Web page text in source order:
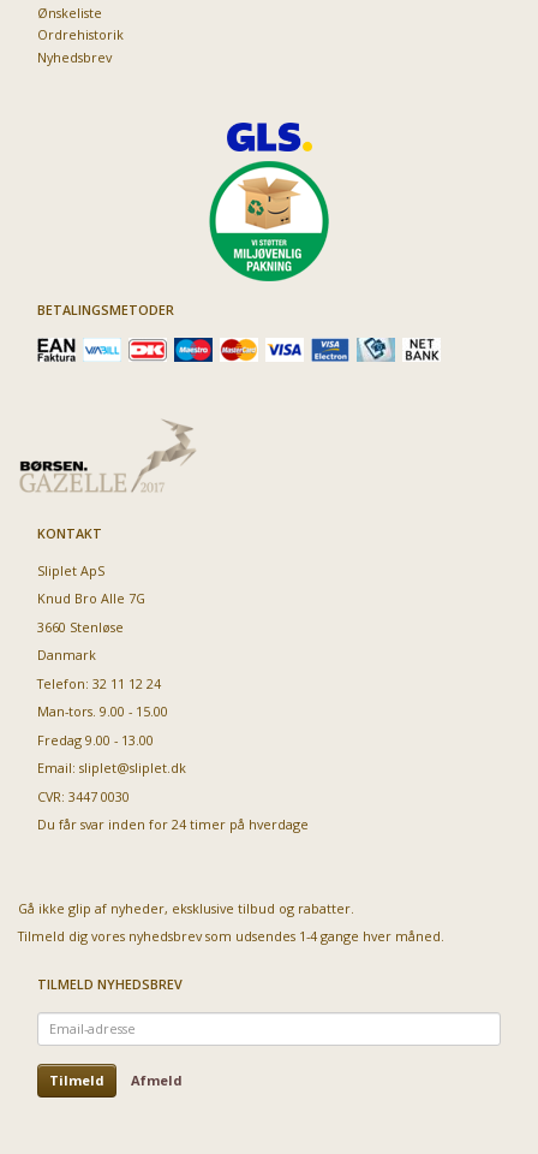
Ønskeliste
Ordrehistorik
Nyhedsbrev
BETALINGSMETODER
KONTAKT
Sliplet ApS
Knud Bro Alle 7G
3660 Stenløse
Danmark
Telefon: 32 11 12 24
Man-tors. 9.00 - 15.00
Fredag 9.00 - 13.00
Email: sliplet@sliplet.dk
CVR: 3447 0030
Du får svar inden for 24 timer på hverdage
Gå ikke glip af nyheder, eksklusive tilbud og rabatter.
Tilmeld dig vores nyhedsbrev som udsendes 1-4 gange hver måned.
TILMELD NYHEDSBREV
Email-
adresse
Tilmeld Afmeld